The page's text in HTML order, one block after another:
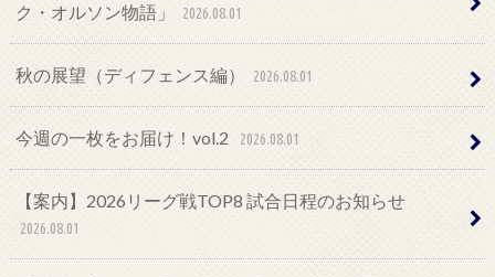
ク・オルソン物語」
2026.08.01
秋の展望（ディフェンス編） 2026.08.01
今週の一枚をお届け！vol.2 2026.08.01
【案内】2026リーグ戦TOP8 試合日程のお知らせ
2026.08.01